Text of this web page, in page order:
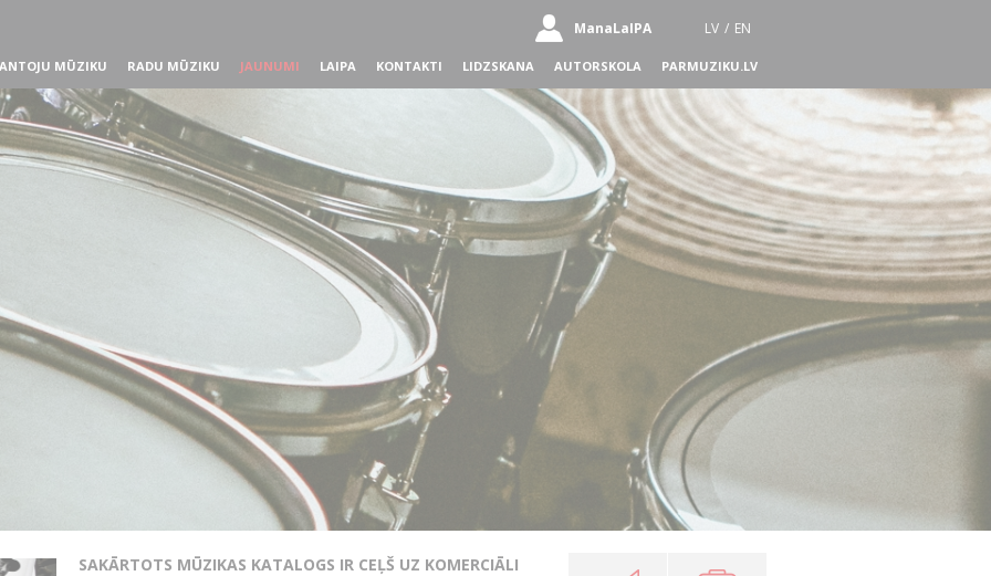
ManaLaIPA LV / EN
MŪZIKU RADU MŪZIKU JAUNUMI LAIPA KONTAKTI LIDZSKANA AUTORSKOLA PARMUZIKU.LV
SAKĀRTOTS MŪZIKAS KATALOGS IR CEĻŠ UZ KOMERCIĀLI